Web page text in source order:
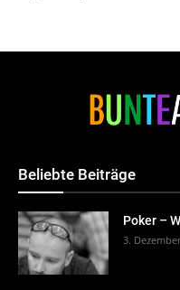
Beliebte Beiträge
Poker –
3.